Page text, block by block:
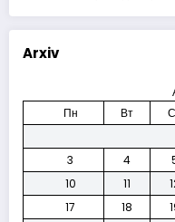
Arxiv
Пн
Вт
3
4
10
11
17
18